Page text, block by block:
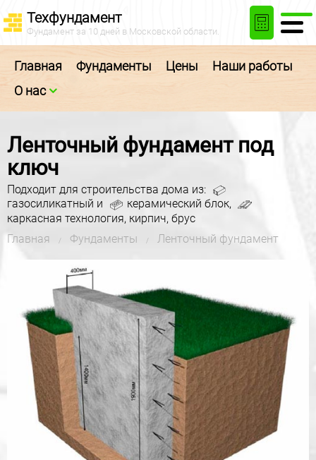
Техфундамент
Фундамент за 10 дней в Московской области.
Главная Фундаменты Цены
Наши работы
О нас
Ленточный фундамент под
ключ
Подходит для строительства дома из:
газосиликатный и
керамический блок,
каркасная технология, кирпич, брус
Главная
/ Фундаменты / Ленточный фундамент